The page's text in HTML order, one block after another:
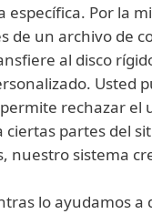
Por la
un archivo de
al disco
Usted
rechazar el
partes del
nuestro sistema
lo ayudamos a